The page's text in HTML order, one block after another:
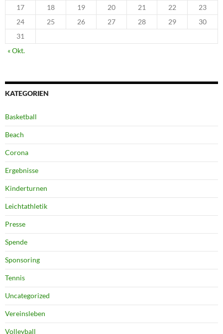
17
18 19 20 21 22
23
24
25 26 27 28 29
30
31
« Okt.
KATEGORIEN
Basketball
Beach
Corona
Ergebnisse
Kinderturnen
Leichtathletik
Presse
Spende
Sponsoring
Tennis
Uncategorized
Vereinsleben
Volleyball